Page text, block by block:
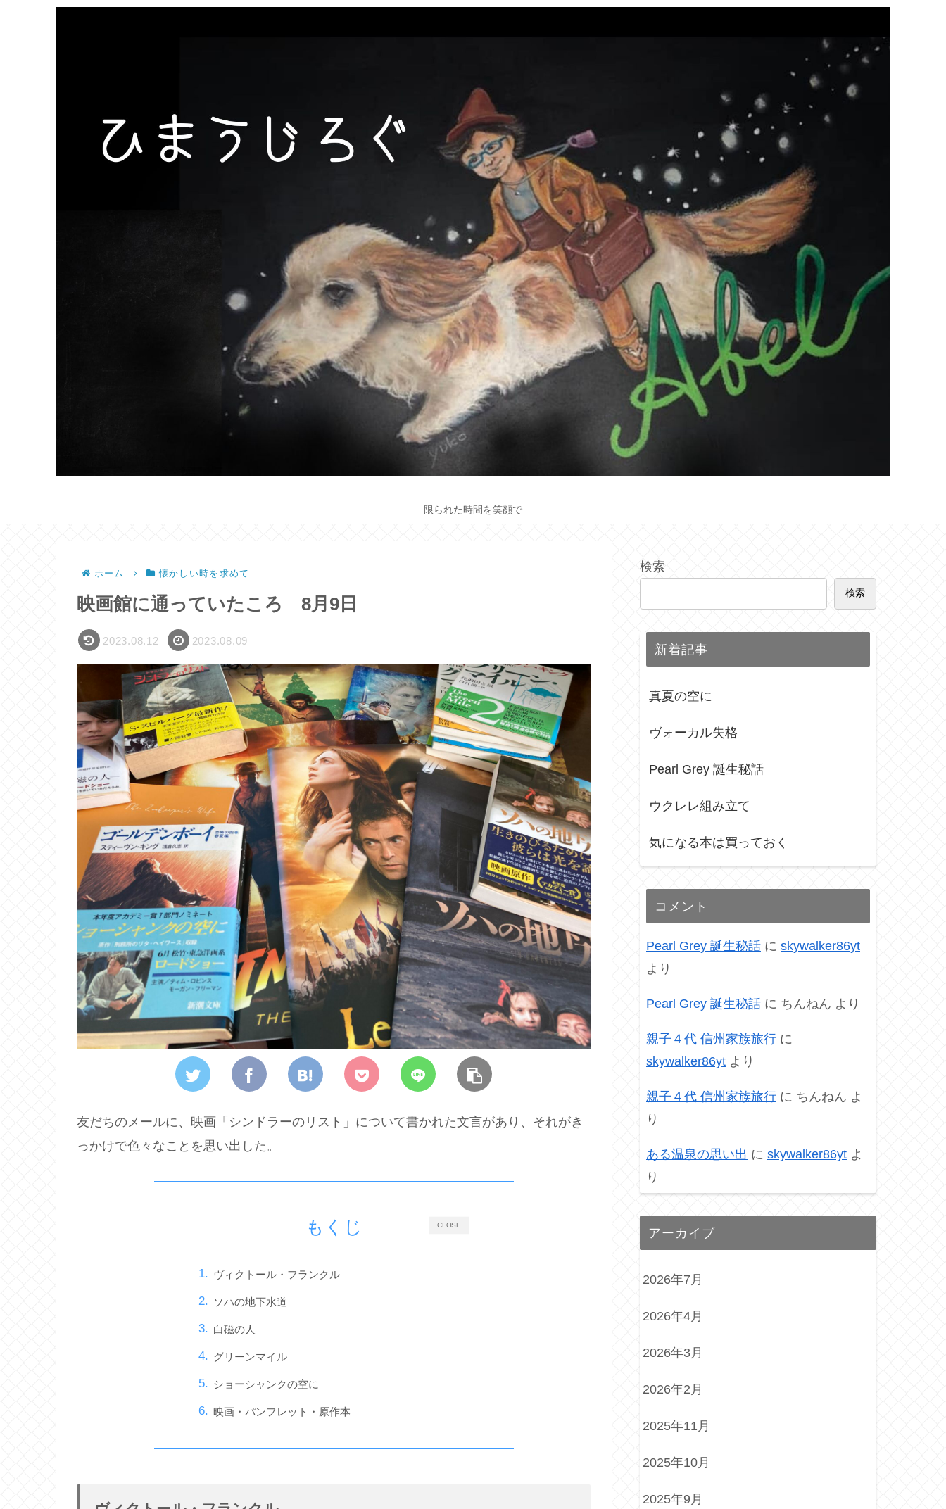
限られた時間を笑顔で
ホーム 懐かしい時を求めて
映画館に通っていたころ 8月9日
2023.08.12 2023.08.09
友だちのメールに、映画「シンドラーのリスト」について書かれた文言があり、それがき
っかけで色々なことを思い出した。
CLOSE
もくじ
ヴィクトール・フランクル
ソハの地下水道
白磁の人
グリーンマイル
ショーシャンクの空に
映画・パンフレット・原作本
検索
検索
新着記事
真夏の空に
ヴォーカル失格
Pearl Grey 誕生秘話
ウクレレ組み立て
気になる本は買っておく
コメント
Pearl Grey 誕生秘話 に skywalker86yt
より
Pearl Grey 誕生秘話 に ちんねん より
親子４代 信州家族旅行 に
skywalker86yt より
親子４代 信州家族旅行 に ちんねん よ
り
ある温泉の思い出 に skywalker86yt よ
り
アーカイブ
2026年7月
2026年4月
2026年3月
2026年2月
2025年11月
2025年10月
2025年9月